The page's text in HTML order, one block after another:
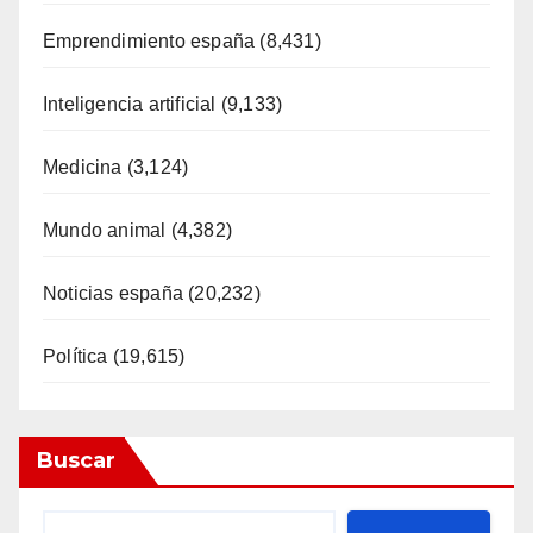
Emprendimiento españa (8,431)
Inteligencia artificial (9,133)
Medicina (3,124)
Mundo animal (4,382)
Noticias españa (20,232)
Política (19,615)
Buscar